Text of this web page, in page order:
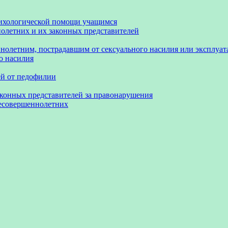
помощи учащимся
и их законных представителей
пострадавшим от сексуального насилия или
насилия
от педофилии
представителей за правонарушения